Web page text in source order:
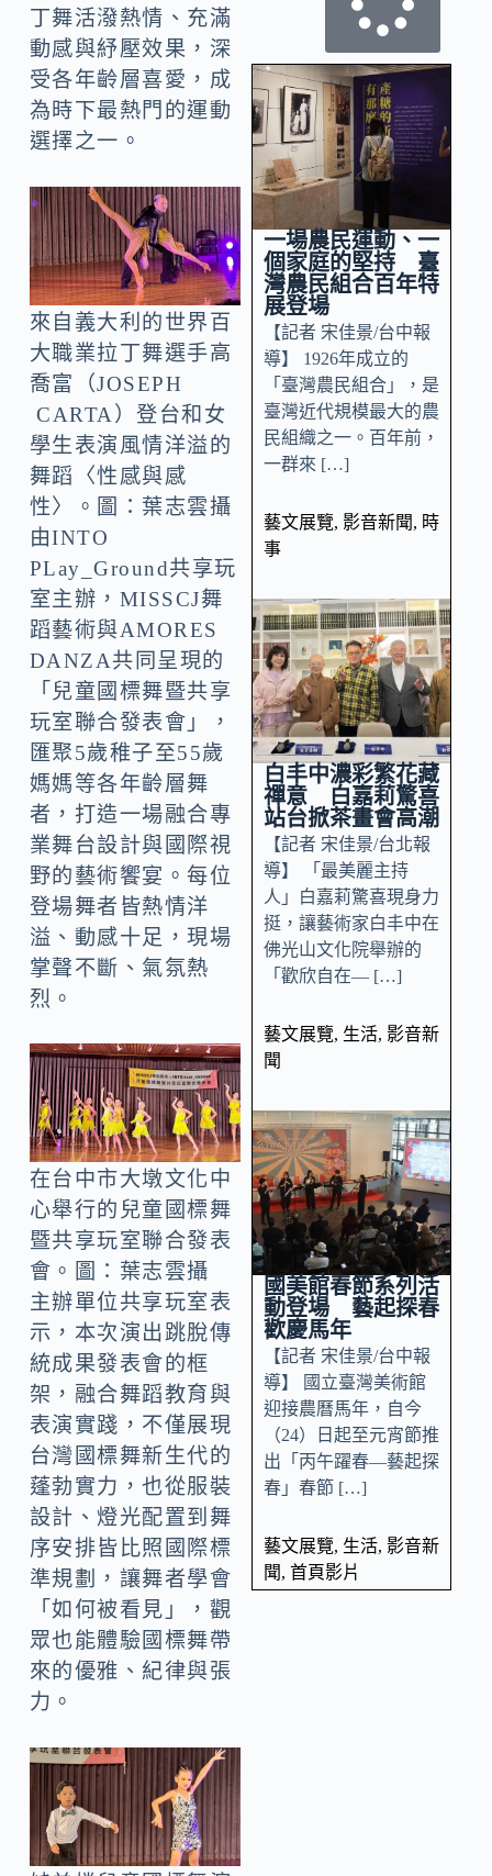
丁舞活潑熱情、充滿
動感與紓壓效果，深
受各年齡層喜愛，成
為時下最熱門的運動
選擇之一。
來自義大利的世界百
大職業拉丁舞選手高
喬富（JOSEPH
CARTA）登台和女
學生表演風情洋溢的
舞蹈〈性感與感
性〉。圖：葉志雲攝
由INTO
PLay_Ground共享玩
室主辦，MISSCJ舞
蹈藝術與AMORES
DANZA共同呈現的
「兒童國標舞暨共享
玩室聯合發表會」，
匯聚5歲稚子至55歲
媽媽等各年齡層舞
者，打造一場融合專
業舞台設計與國際視
野的藝術饗宴。每位
登場舞者皆熱情洋
溢、動感十足，現場
掌聲不斷、氣氛熱
烈。
在台中市大墩文化中
心舉行的兒童國標舞
暨共享玩室聯合發表
會。圖：葉志雲攝
主辦單位共享玩室表
示，本次演出跳脫傳
統成果發表會的框
架，融合舞蹈教育與
表演實踐，不僅展現
台灣國標舞新生代的
蓬勃實力，也從服裝
設計、燈光配置到舞
序安排皆比照國際標
準規劃，讓舞者學會
「如何被看見」，觀
眾也能體驗國標舞帶
來的優雅、紀律與張
力。
一場農民運動、一
個家庭的堅持 臺
灣農民組合百年特
展登場
【記者 宋佳景/台中報
導】 1926年成立的
「臺灣農民組合」，是
臺灣近代規模最大的農
民組織之一。百年前，
一群來 […]
藝文展覽, 影音新聞, 時
事
白丰中濃彩繁花藏
禪意 白嘉莉驚喜
站台掀茶畫會高潮
【記者 宋佳景/台北報
導】 「最美麗主持
人」白嘉莉驚喜現身力
挺，讓藝術家白丰中在
佛光山文化院舉辦的
「歡欣自在— […]
藝文展覽, 生活, 影音新
聞
國美館春節系列活
動登場 藝起探春
歡慶馬年
【記者 宋佳景/台中報
導】 國立臺灣美術館
迎接農曆馬年，自今
（24）日起至元宵節推
出「丙午躍春—藝起探
春」春節 […]
藝文展覽, 生活, 影音新
聞, 首頁影片